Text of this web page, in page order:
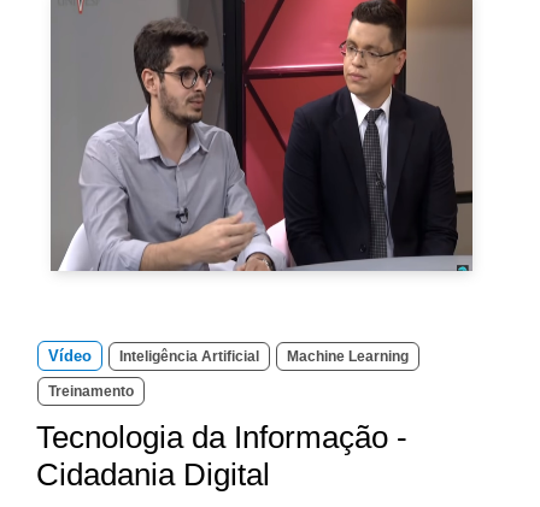
Vídeo Inteligência Artificial Machine Learning
Treinamento
Tecnologia da Informação -
Cidadania Digital